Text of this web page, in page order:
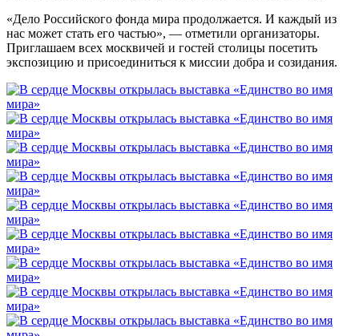
«Дело Российского фонда мира продолжается. И каждый из
нас может стать его частью», — отметили организаторы.
Приглашаем всех москвичей и гостей столицы посетить
экспозицию и присоединиться к миссии добра и созидания.